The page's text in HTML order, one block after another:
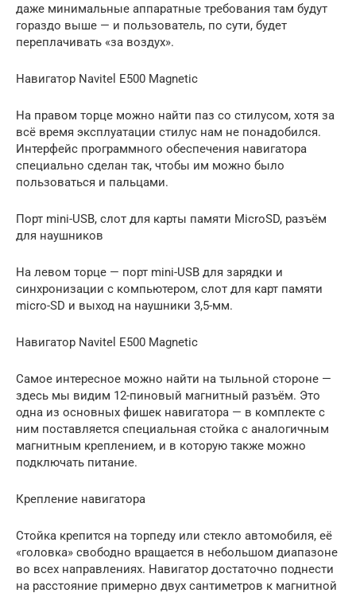
даже минимальные аппаратные требования там будут
гораздо выше — и пользователь, по сути, будет
переплачивать «за воздух».
Навигатор Navitel E500 Magnetic
На правом торце можно найти паз со стилусом, хотя за
всё время эксплуатации стилус нам не понадобился.
Интерфейс программного обеспечения навигатора
специально сделан так, чтобы им можно было
пользоваться и пальцами.
Порт mini-USB, слот для карты памяти MicroSD, разъём
для наушников
На левом торце — порт mini-USB для зарядки и
синхронизации с компьютером, слот для карт памяти
micro-SD и выход на наушники 3,5-мм.
Навигатор Navitel E500 Magnetic
Самое интересное можно найти на тыльной стороне —
здесь мы видим 12-пиновый магнитный разъём. Это
одна из основных фишек навигатора — в комплекте с
ним поставляется специальная стойка с аналогичным
магнитным креплением, и в которую также можно
подключать питание.
Крепление навигатора
Стойка крепится на торпеду или стекло автомобиля, её
«головка» свободно вращается в небольшом диапазоне
во всех направлениях. Навигатор достаточно поднести
на расстояние примерно двух сантиметров к магнитной